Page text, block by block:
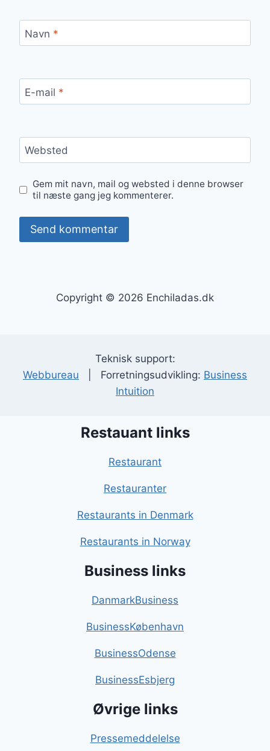
Navn *
E-mail *
Websted
Gem mit navn, mail og websted i denne browser
til næste gang jeg kommenterer.
Copyright © 2026 Enchiladas.dk
Teknisk support:
Webbureau | Forretningsudvikling: Business
Intuition
Restauant links
Restaurant
Restauranter
Restaurants in Denmark
Restaurants in Norway
Business links
DanmarkBusiness
BusinessKøbenhavn
BusinessOdense
BusinessEsbjerg
Øvrige links
Pressemeddelelse